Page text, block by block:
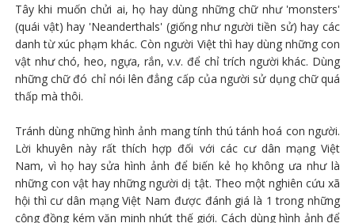
Tây khi muốn chửi ai, họ hay dùng những chữ như 'monsters'
(quái vật) hay 'Neanderthals' (giống như người tiền sử) hay các
danh từ xúc phạm khác. Còn người Việt thì hay dùng những con
vật như chó, heo, ngựa, rắn, v.v. để chỉ trích người khác. Dùng
những chữ đó chỉ nói lên đẳng cấp của người sử dụng chữ quá
thấp mà thôi.
Tránh dùng những hình ảnh mang tính thú tánh hoá con người.
Lời khuyên này rất thích hợp đối với các cư dân mạng Việt
Nam, vì họ hay sửa hình ảnh để biến kẻ họ không ưa như là
những con vật hay những người dị tật. Theo một nghiên cứu xã
hội thì cư dân mạng Việt Nam được đánh giá là 1 trong những
cộng đồng kém văn minh nhứt thế giới. Cách dùng hình ảnh để